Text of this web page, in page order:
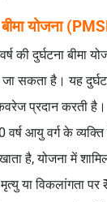
बीमा योजना
की दुर्घटना बीमा
सकता है। यह
प्रदान करती है।
आयु वर्ग के
है, योजना में
मृत्यु या विकलांगता